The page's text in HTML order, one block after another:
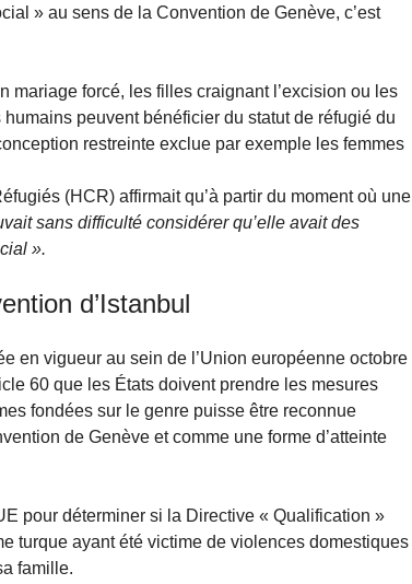
» au sens de la Convention de Genève, c’est
mariage forcé, les filles craignant l’excision ou les
peuvent bénéficier du statut de réfugié du
restreinte exclue par exemple les femmes
(HCR) affirmait qu’à partir du moment où une
sans difficulté considérer qu’elle avait des
».
d’Istanbul
en vigueur au sein de l’Union européenne octobre
60 que les États doivent prendre les mesures
fondées sur le genre puisse être reconnue
de Genève et comme une forme d’atteinte
pour déterminer si la Directive « Qualification »
turque ayant été victime de violences domestiques
famille.